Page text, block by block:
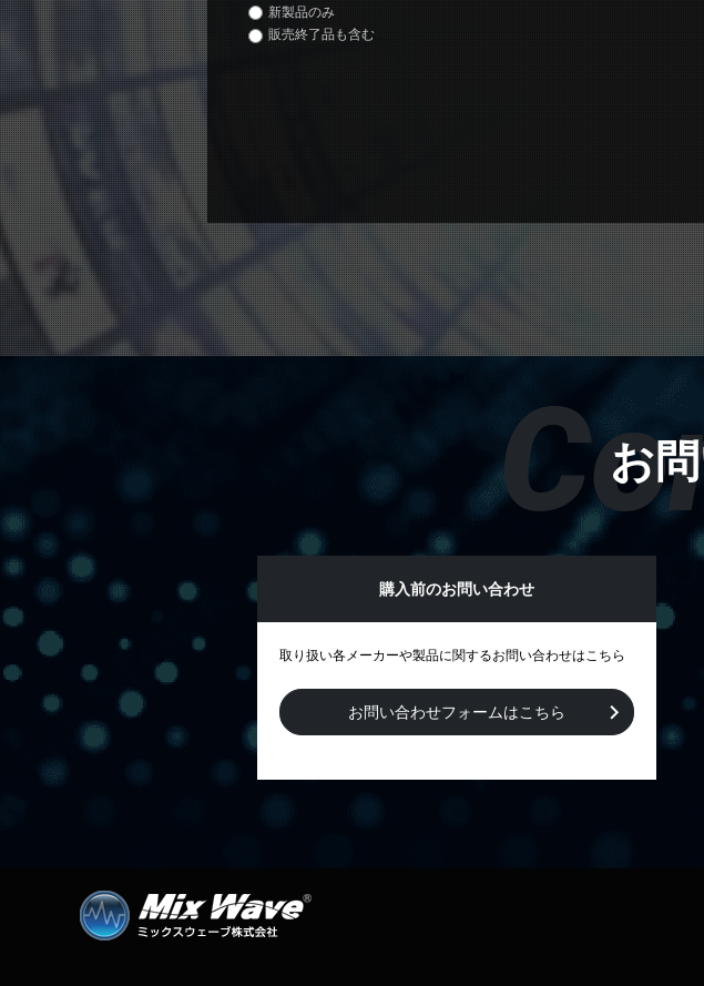
新製品のみ
販売終了品も含む
お
購入前のお問い合わせ
取り扱い各メーカーや製品に関するお問い合わせはこちら
お問い合わせフォームはこちら